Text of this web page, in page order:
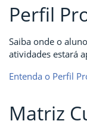
Perfil
Saiba onde o
atividades estará
Entenda o Perfil
Matriz